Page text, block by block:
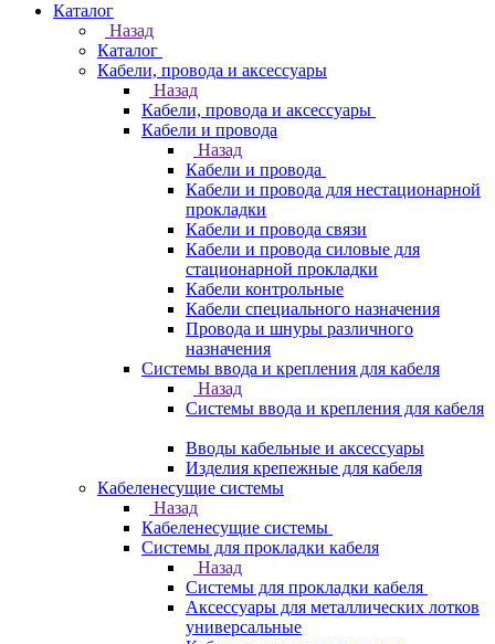
Каталог
Назад
Каталог
Кабели, провода и аксессуары
Назад
Кабели, провода и аксессуары
Кабели и провода
Назад
Кабели и провода
Кабели и провода для нестационарной
прокладки
Кабели и провода связи
Кабели и провода силовые для
стационарной прокладки
Кабели контрольные
Кабели специального назначения
Провода и шнуры различного
назначения
Системы ввода и крепления для кабеля
Назад
Системы ввода и крепления для кабеля
Вводы кабельные и аксессуары
Изделия крепежные для кабеля
Кабеленесущие системы
Назад
Кабеленесущие системы
Системы для прокладки кабеля
Назад
Системы для прокладки кабеля
Аксессуары для металлических лотков
универсальные